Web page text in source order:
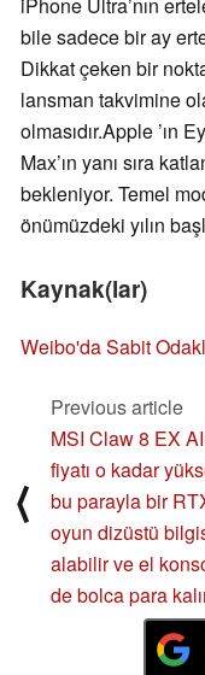
iPhone Ultra’nın
bile sadece bir ay
Dikkat çeken bir
lansman takvimine
olmasıdır.Apple ’ın
Max’ın yanı sıra
bekleniyor. Temel
önümüzdeki yılın
Kaynak(lar)
Weibo'da Sabit
⟨
Previous article
MSI Claw 8 EX
fiyatı o kadar
bu parayla bir
oyun dizüstü
alabilir ve el
de bolca para